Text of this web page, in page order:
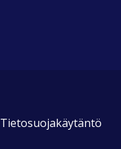
Tietosuojakäytäntö